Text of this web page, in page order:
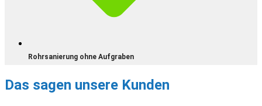
Rohrsanierung ohne Aufgraben
Das sagen unsere Kunden